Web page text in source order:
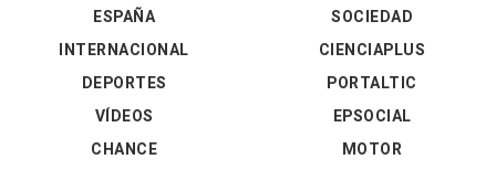
ESPAÑA
INTERNACIONAL
DEPORTES
VÍDEOS
SOCIEDAD
CIENCIAPLUS
PORTALTIC
EPSOCIAL
CHANCE
MOTOR